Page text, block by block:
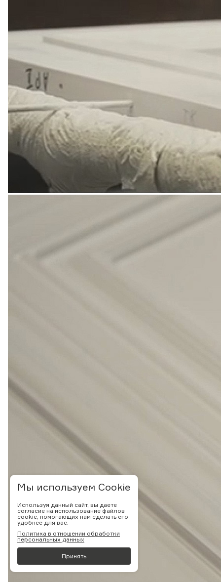
Мы используем Cookie
Используя данный сайт, вы даете
согласие на использование файлов
cookie, помогающих нам сделать его
удобнее для вас.
Политика в отношении обработки
персональных данных
Принять